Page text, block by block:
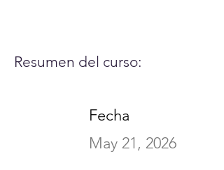
Resumen del curso:
Fecha
May 21, 2026